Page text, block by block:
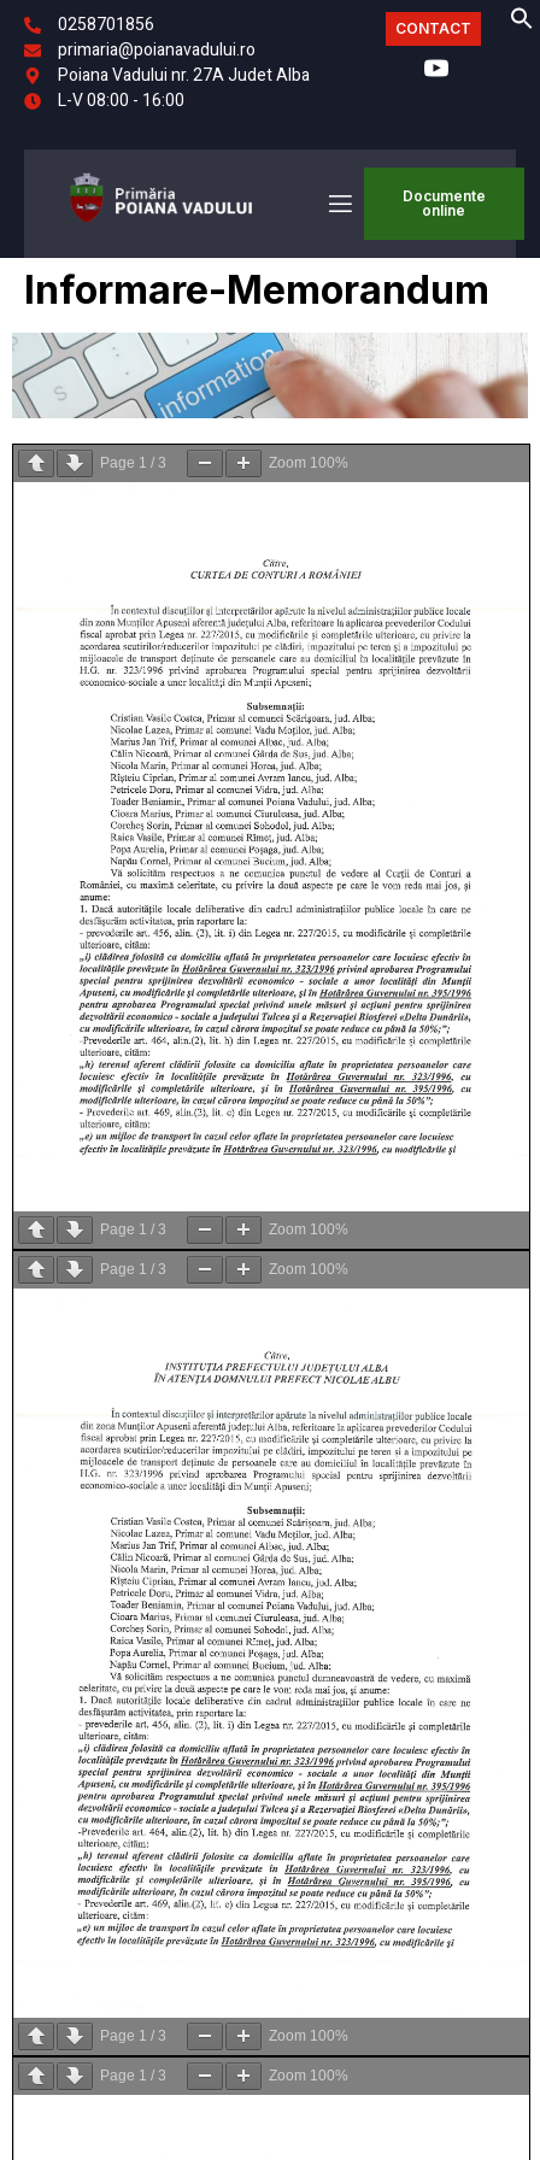
0258701856
primaria@poianavadului.ro
Poiana Vadului nr. 27A Judet Alba
L-V 08:00 - 16:00
CONTACT
Documente
online
Informare-Memorandum
Page 1 / 3 Zoom 100%
Page 1 / 3 Zoom 100%
Page 1 / 3 Zoom 100%
Page 1 / 3 Zoom 100%
Page 1 / 3 Zoom 100%